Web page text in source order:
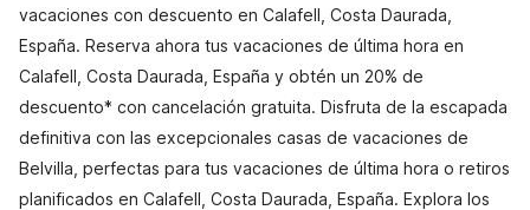
vacaciones con descuento en Calafell, Costa Daurada,
España. Reserva ahora tus vacaciones de última hora en
Calafell, Costa Daurada, España y obtén un 20% de
descuento* con cancelación gratuita. Disfruta de la escapada
definitiva con las excepcionales casas de vacaciones de
Belvilla, perfectas para tus vacaciones de última hora o retiros
planificados en Calafell, Costa Daurada, España. Explora los